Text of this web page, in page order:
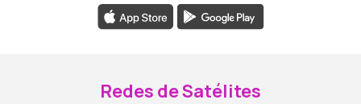
Redes de Satélites